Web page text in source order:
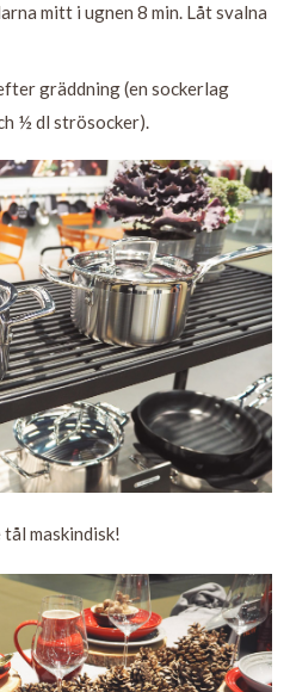
mitt i ugnen 8 min. Låt svalna
gräddning (en sockerlag
½ dl strösocker).
tål maskindisk!